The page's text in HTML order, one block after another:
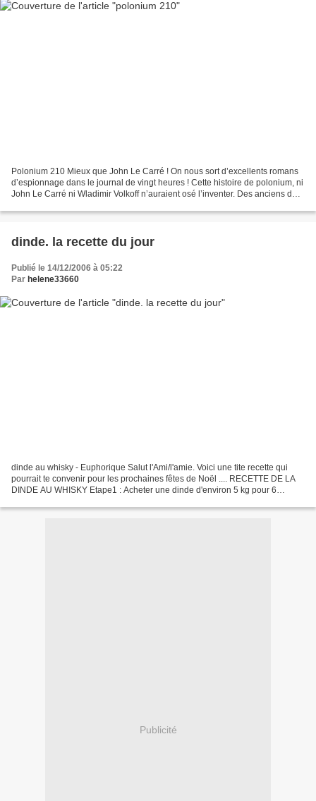
Polonium 210 Mieux que John Le Carré ! On nous sort d’excellents romans
d’espionnage dans le journal de vingt heures ! Cette histoire de polonium, ni
John Le Carré ni Wladimir Volkoff n’auraient osé l’inventer. Des anciens du
dinde. la recette du jour
Publié le 14/12/2006 à 05:22
Par helene33660
dinde au whisky - Euphorique Salut l'Ami/l'amie. Voici une tite recette qui
pourrait te convenir pour les prochaines fêtes de Noël .... RECETTE DE LA
DINDE AU WHISKY Etape1 : Acheter une dinde d'environ 5 kg pour 6
Publicité